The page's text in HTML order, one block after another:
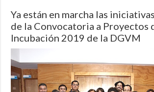
Ya están en marcha las
de la Convocatoria a Proyectos
Incubación 2019 de la DGVM